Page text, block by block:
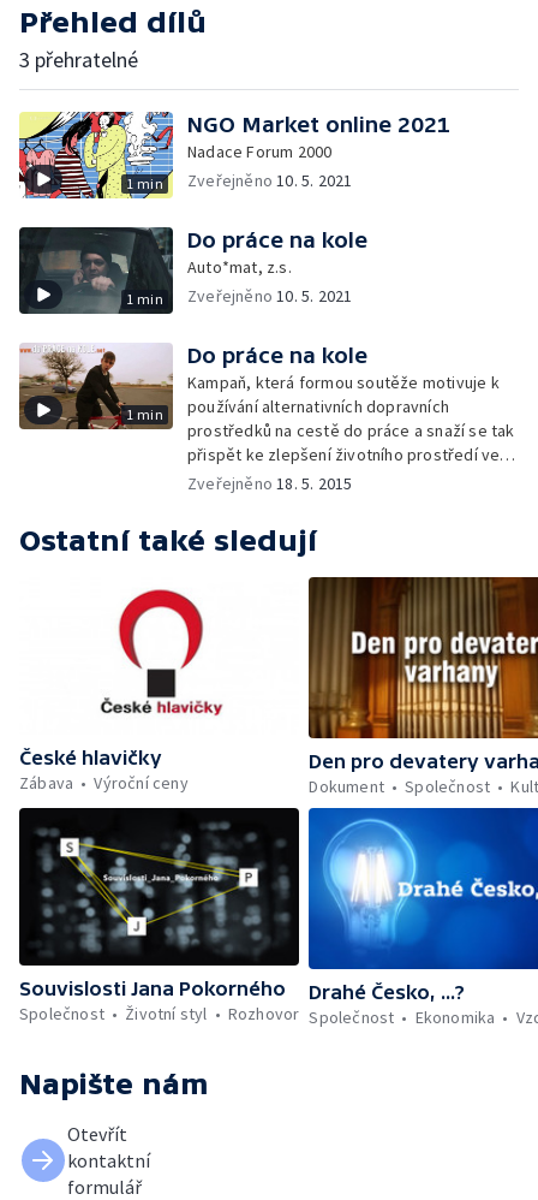
Přehled dílů
3 přehratelné
1 min
NGO Market online 2021
Nadace Forum 2000
Zveřejněno10. 5. 2021
1 min
Do práce na kole
Auto*mat, z.s.
Zveřejněno10. 5. 2021
1 min
Do práce na kole
Kampaň, která formou soutěže motivuje k
používání alternativních dopravních
prostředků na cestě do práce a snaží se tak
přispět ke zlepšení životního prostředí ve
městech — Auto*Mat
Zveřejněno18. 5. 2015
Ostatní také sledují
České hlavičky
Zábava
Výroční ceny
Den pro devatery
Dokument
Společnost
Souvislosti Jana Pokorného
Společnost
Životní styl Rozhovor
Drahé Česko, ...?
Společnost
Ekonomika
Napište nám
Otevřít
kontaktní
formulář